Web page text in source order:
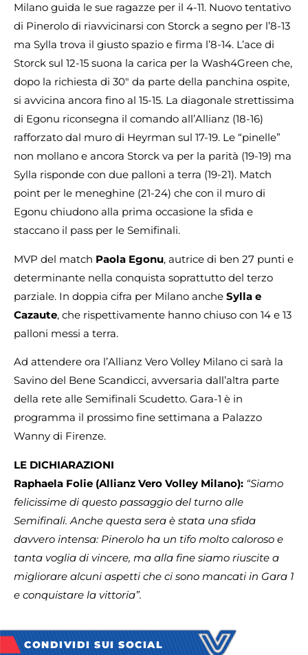
Milano guida le sue ragazze per il 4-11. Nuovo tentativo
di Pinerolo di riavvicinarsi con Storck a segno per l’8-13
ma Sylla trova il giusto spazio e firma l’8-14. L’ace di
Storck sul 12-15 suona la carica per la Wash4Green che,
dopo la richiesta di 30″ da parte della panchina ospite,
si avvicina ancora fino al 15-15. La diagonale strettissima
di Egonu riconsegna il comando all’Allianz (18-16)
rafforzato dal muro di Heyrman sul 17-19. Le “pinelle”
non mollano e ancora Storck va per la parità (19-19) ma
Sylla risponde con due palloni a terra (19-21). Match
point per le meneghine (21-24) che con il muro di
Egonu chiudono alla prima occasione la sfida e
staccano il pass per le Semifinali.
MVP del match Paola Egonu, autrice di ben 27 punti e
determinante nella conquista soprattutto del terzo
parziale. In doppia cifra per Milano anche Sylla e
Cazaute, che rispettivamente hanno chiuso con 14 e 13
palloni messi a terra.
Ad attendere ora l’Allianz Vero Volley Milano ci sarà la
Savino del Bene Scandicci, avversaria dall’altra parte
della rete alle Semifinali Scudetto. Gara-1 è in
programma il prossimo fine settimana a Palazzo
Wanny di Firenze.
LE DICHIARAZIONI
Raphaela Folie (Allianz Vero Volley Milano): “Siamo
felicissime di questo passaggio del turno alle
Semifinali. Anche questa sera è stata una sfida
davvero intensa: Pinerolo ha un tifo molto caloroso e
tanta voglia di vincere, ma alla fine siamo riuscite a
migliorare alcuni aspetti che ci sono mancati in Gara 1
e conquistare la vittoria”.
CONDIVIDI SUI SOCIAL